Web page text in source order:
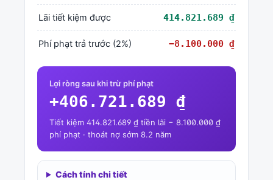
Lãi tiết kiệm được 414.821.689 ₫
Phí phạt trả trước (2%) −8.100.000 ₫
Lợi ròng sau khi trừ phí phạt
+406.721.689 ₫
Tiết kiệm 414.821.689 ₫ tiền lãi − 8.100.000 ₫
phí phạt · thoát nợ sớm 8.2 năm
Cách tính chi tiết